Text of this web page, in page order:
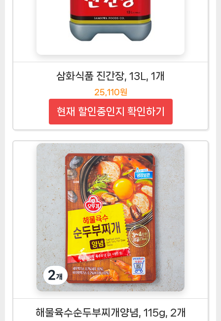
삼화식품 진간장, 13L, 1개
25,110원
현재 할인중인지 확인하기
해물육수순두부찌개양념, 115g, 2개